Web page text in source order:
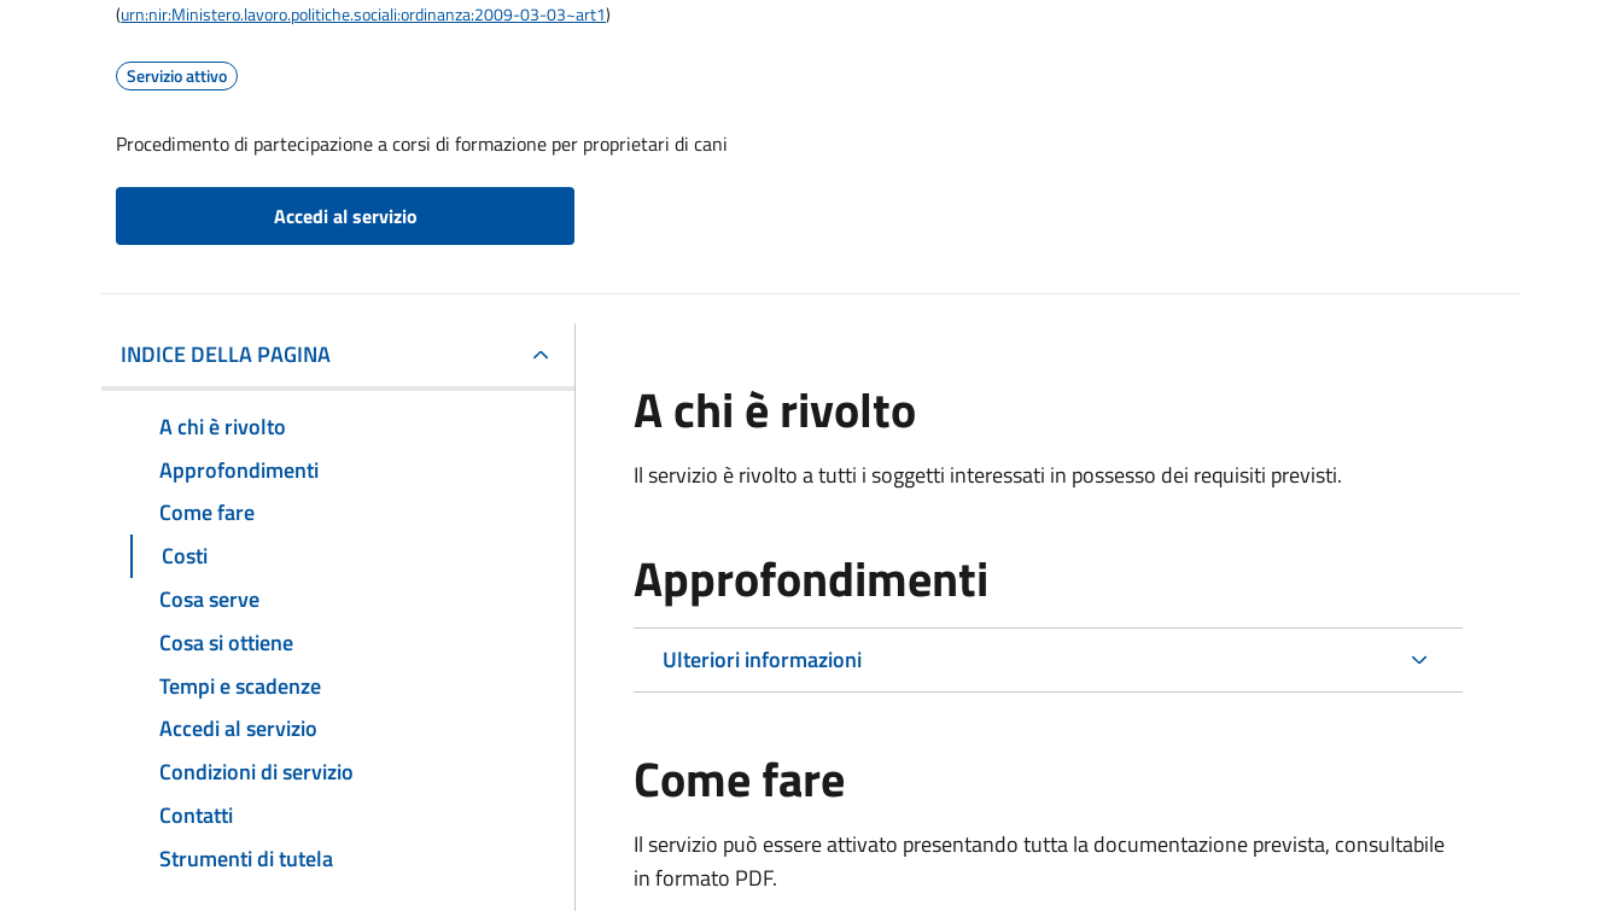
(urn:nir:Ministero.lavoro.politiche.sociali:ordinanza:2009-03-03~art1)
Servizio attivo
Procedimento di partecipazione a corsi di formazione per proprietari di cani
Accedi al servizio
INDICE DELLA PAGINA
A chi è rivolto
Approfondimenti
Come fare
Costi
Cosa serve
Cosa si ottiene
Tempi e scadenze
Accedi al servizio
Condizioni di servizio
Contatti
Strumenti di tutela
A chi è rivolto
Il servizio è rivolto a tutti i soggetti interessati in possesso dei requisiti previsti.
Approfondimenti
Ulteriori informazioni
Come fare
Il servizio può essere attivato presentando tutta la documentazione prevista, consultabile
in formato PDF.